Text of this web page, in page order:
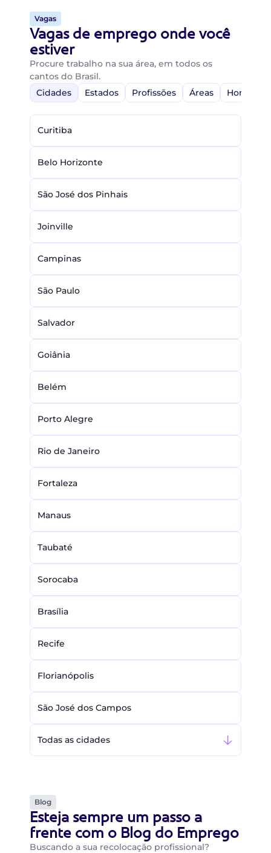
Vagas
Vagas de emprego onde você
estiver
Procure trabalho na sua área, em todos os
cantos do Brasil.
Cidades
Estados Profissões Áreas Home-
Curitiba
Belo Horizonte
São José dos Pinhais
Joinville
Campinas
São Paulo
Salvador
Goiânia
Belém
Porto Alegre
Rio de Janeiro
Fortaleza
Manaus
Taubaté
Sorocaba
Brasília
Recife
Florianópolis
São José dos Campos
Todas as cidades
Blog
Esteja sempre um passo a
frente com o Blog do Emprego
Buscando a sua recolocação profissional?